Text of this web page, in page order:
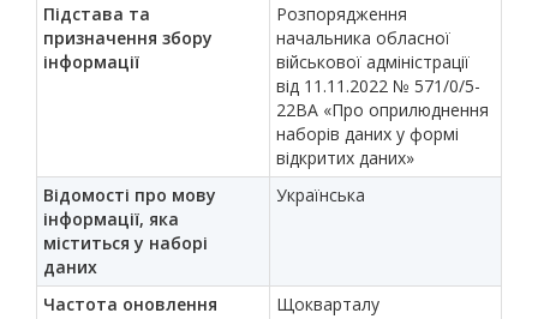
Підстава та
призначення збору
інформації
Розпорядження
начальника обласної
військової адміністрації
від 11.11.2022 № 571/0/5-
22ВА «Про оприлюднення
наборів даних у формі
відкритих даних»
Відомості про мову
інформації, яка
міститься у наборі
даних
Українська
Частота оновлення
Щокварталу